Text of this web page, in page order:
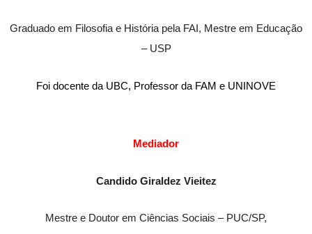
Graduado em Filosofia e História pela FAI, Mestre em Educação
– USP
Foi docente da UBC, Professor da FAM e UNINOVE
Mediador
Candido Giraldez Vieitez
Mestre e Doutor em Ciências Sociais – PUC/SP,